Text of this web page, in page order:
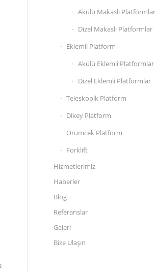
Akülü Makaslı Platformlar
Dizel Makaslı Platformlar
Eklemli Platform
Akülü Eklemli Platformlar
Dizel Eklemli Platformlar
Teleskopik Platform
Dikey Platform
Örümcek Platform
Forklift
Hizmetlerimiz
Haberler
Blog
Referanslar
Galeri
Bize Ulaşın